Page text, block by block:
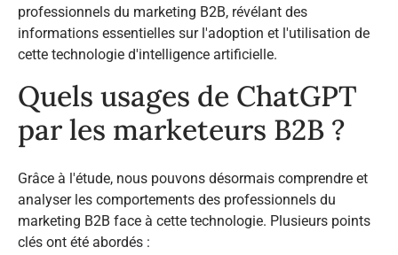
professionnels du marketing B2B, révélant des
informations essentielles sur l'adoption et l'utilisation de
cette technologie d'intelligence artificielle.
Quels usages de ChatGPT
par les marketeurs B2B ?
Grâce à l'étude, nous pouvons désormais comprendre et
analyser les comportements des professionnels du
marketing B2B face à cette technologie. Plusieurs points
clés ont été abordés :